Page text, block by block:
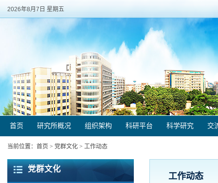
2026年8月7日 星期五
首页 研究所概况 组织架构 科研平台 科学研究 交
当前位置： 首页 > 党群文化 > 工作动态
党群文化
工作动态